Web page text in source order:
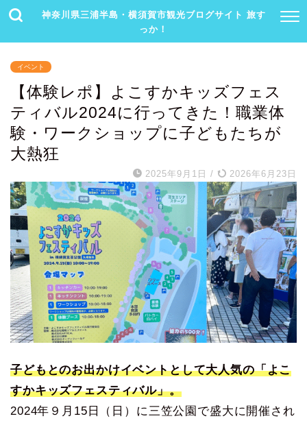
神奈川県三浦半島・横須賀市観光ブログサイト 旅す
っか！
イベント
【体験レポ】よこすかキッズフェス
ティバル2024に行ってきた！職業体
験・ワークショップに子どもたちが
大熱狂
2025年9月1日 / 2026年6月23日
子どもとのお出かけイベントとして大人気の「よこ
すかキッズフェスティバル」。
2024年９月15日（日）に三笠公園で盛大に開催され